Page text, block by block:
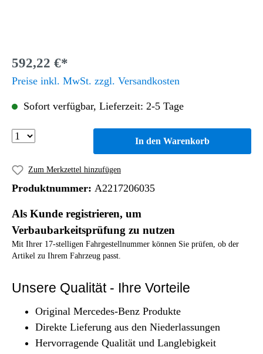
592,22 €*
Preise inkl. MwSt. zzgl. Versandkosten
Sofort verfügbar, Lieferzeit: 2-5 Tage
In den Warenkorb
Zum Merkzettel hinzufügen
Produktnummer: A2217206035
Als Kunde registrieren, um
Verbaubarkeitsprüfung zu nutzen
Mit Ihrer 17-stelligen Fahrgestellnummer können Sie prüfen, ob der
Artikel zu Ihrem Fahrzeug passt.
Unsere Qualität - Ihre Vorteile
Original Mercedes-Benz Produkte
Direkte Lieferung aus den Niederlassungen
Hervorragende Qualität und Langlebigkeit